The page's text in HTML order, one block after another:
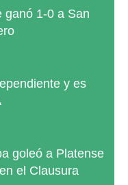
ganó 1-0 a San
y es
goleó a Platense
el Clausura